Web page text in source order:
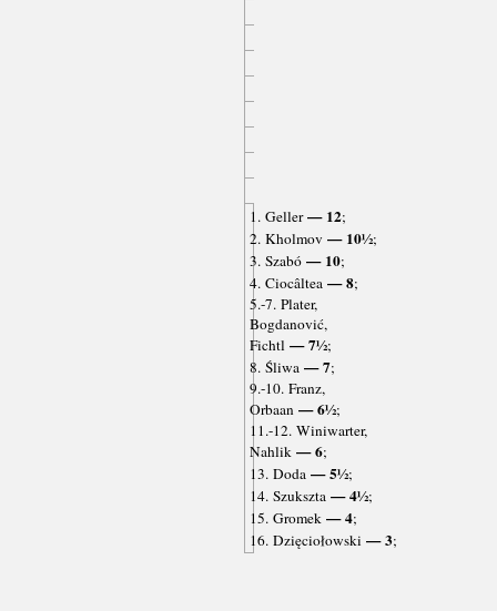
1. Geller— 12;
2. Kholmov — 10½;
3. Szabó— 10;
4. Ciocâltea— 8;
5.-7. Plater,
Bogdanović,
Fichtl— 7½;
8. Śliwa— 7;
9.-10. Franz,
Orbaan— 6½;
11.-12. Winiwarter,
Nahlik— 6;
13. Doda— 5½;
14. Szukszta— 4½;
15. Gromek— 4;
16. Dzięciołowski — 3;